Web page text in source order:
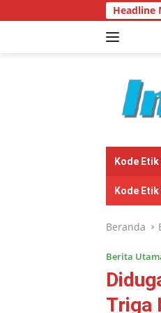
ke
Headline
Kode
Kode
Beranda
Berita
Triga